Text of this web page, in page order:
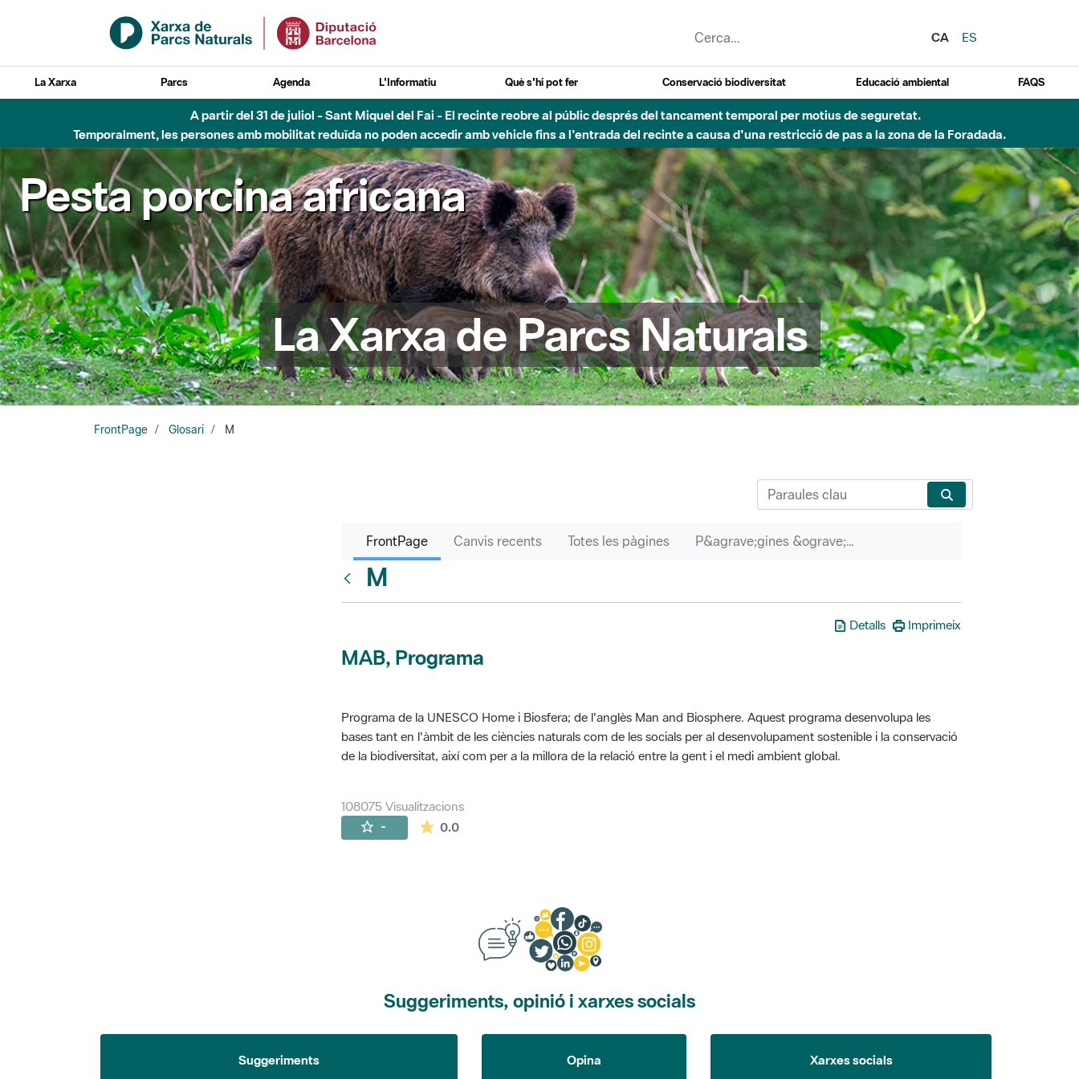
Salta al contingut principal
CA
ES
La Xarxa Parcs Agenda L'Informatiu Què s'hi pot fer Conservació biodiversitat Educació ambiental FAQS
A partir del 31 de juliol - Sant Miquel del Fai - El recinte reobre al públic després del tancament temporal per motius de seguretat.
Temporalment, les persones amb mobilitat reduïda no poden accedir amb vehicle fins a l'entrada del recinte a causa d'una restricció de pas a la zona de la Foradada.
Pesta porcina africana
La Xarxa de Parcs Naturals
FrontPage Glosari M
FrontPage Canvis recents Totes les pàgines P&agrave;gines &ograve;rfenes
M
Detalls Imprimeix
MAB, Programa
Programa de la UNESCO Home i Biosfera; de l'anglès Man and Biosphere. Aquest programa desenvolupa les
bases tant en l'àmbit de les ciències naturals com de les socials per al desenvolupament sostenible i la conservació
de la biodiversitat, així com per a la millora de la relació entre la gent i el medi ambient global.
108075 Visualitzacions
- 0.0La mitjana de les valoracions és de 0 estrelles de 5.
Suggeriments, opinió i xarxes socials
Suggeriments Opina Xarxes socials